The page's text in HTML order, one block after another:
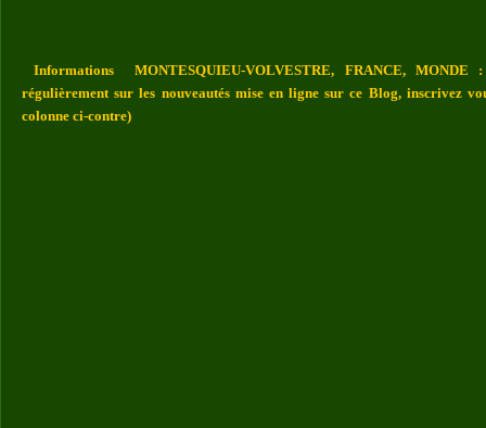
Informations MONTESQUIEU-VOLVESTRE, FRANCE, MONDE
régulièrement sur les nouveautés mise en ligne sur ce Blog, inscrivez
colonne ci-contre)